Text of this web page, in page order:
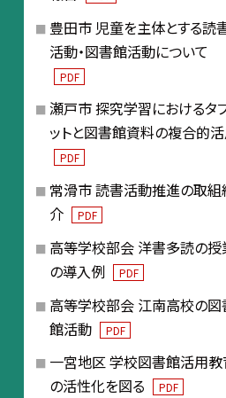
豊田市 児童を主体とする読
活動・図書館活動について
PDF
瀬戸市 探究学習におけるタ
ットと図書館資料の複合的
PDF
常滑市 読書活動推進の取組
介
PDF
高等学校部会 洋書多読の授
の導入例
PDF
高等学校部会 江南高校の図
館活動
PDF
一宮地区 学校図書館活用
の活性化を図る
PDF